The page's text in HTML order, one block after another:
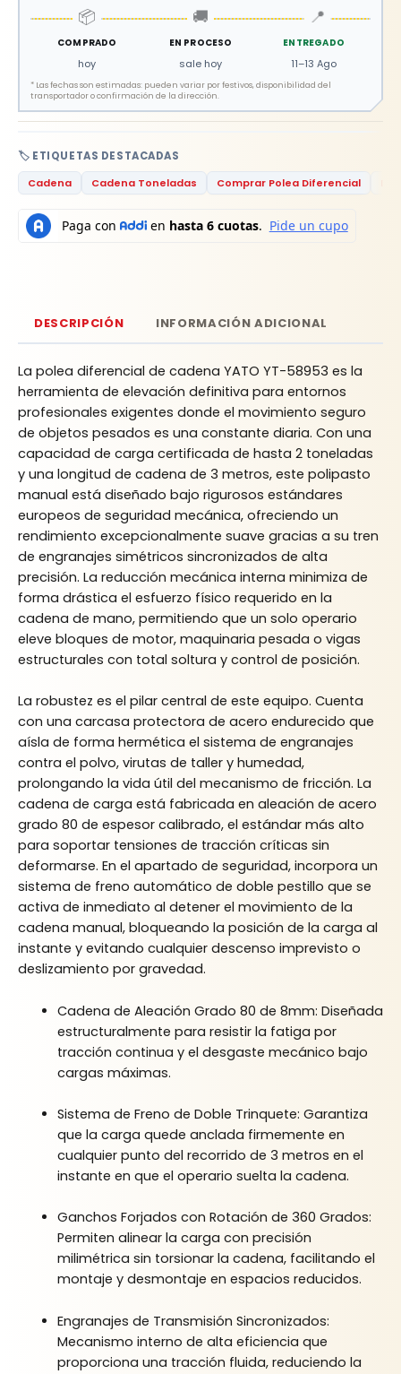
🏷️ ETIQUETAS DESTACADAS
Cadena
Cadena Toneladas Comprar Polea Diferencial
📦
COMPRADO
hoy
🚚
EN PROCESO
sale hoy
📍
ENTREGADO
11–13 Ago
* Las fechas son estimadas: pueden variar por festivos, disponibilidad del
transportador o confirmación de la dirección.
DESCRIPCIÓN INFORMACIÓN ADICIONAL
La polea diferencial de cadena YATO YT-58953 es la
herramienta de elevación definitiva para entornos
profesionales exigentes donde el movimiento seguro
de objetos pesados es una constante diaria. Con una
capacidad de carga certificada de hasta 2 toneladas
y una longitud de cadena de 3 metros, este polipasto
manual está diseñado bajo rigurosos estándares
europeos de seguridad mecánica, ofreciendo un
rendimiento excepcionalmente suave gracias a su tren
de engranajes simétricos sincronizados de alta
precisión. La reducción mecánica interna minimiza de
forma drástica el esfuerzo físico requerido en la
cadena de mano, permitiendo que un solo operario
eleve bloques de motor, maquinaria pesada o vigas
estructurales con total soltura y control de posición.
La robustez es el pilar central de este equipo. Cuenta
con una carcasa protectora de acero endurecido que
aísla de forma hermética el sistema de engranajes
contra el polvo, virutas de taller y humedad,
prolongando la vida útil del mecanismo de fricción. La
cadena de carga está fabricada en aleación de acero
grado 80 de espesor calibrado, el estándar más alto
para soportar tensiones de tracción críticas sin
deformarse. En el apartado de seguridad, incorpora un
sistema de freno automático de doble pestillo que se
activa de inmediato al detener el movimiento de la
cadena manual, bloqueando la posición de la carga al
instante y evitando cualquier descenso imprevisto o
deslizamiento por gravedad.
Cadena de Aleación Grado 80 de 8mm: Diseñada
estructuralmente para resistir la fatiga por
tracción continua y el desgaste mecánico bajo
cargas máximas.
Sistema de Freno de Doble Trinquete: Garantiza
que la carga quede anclada firmemente en
cualquier punto del recorrido de 3 metros en el
instante en que el operario suelta la cadena.
Ganchos Forjados con Rotación de 360 Grados:
Permiten alinear la carga con precisión
milimétrica sin torsionar la cadena, facilitando el
montaje y desmontaje en espacios reducidos.
Engranajes de Transmisión Sincronizados:
Mecanismo interno de alta eficiencia que
proporciona una tracción fluida, reduciendo la